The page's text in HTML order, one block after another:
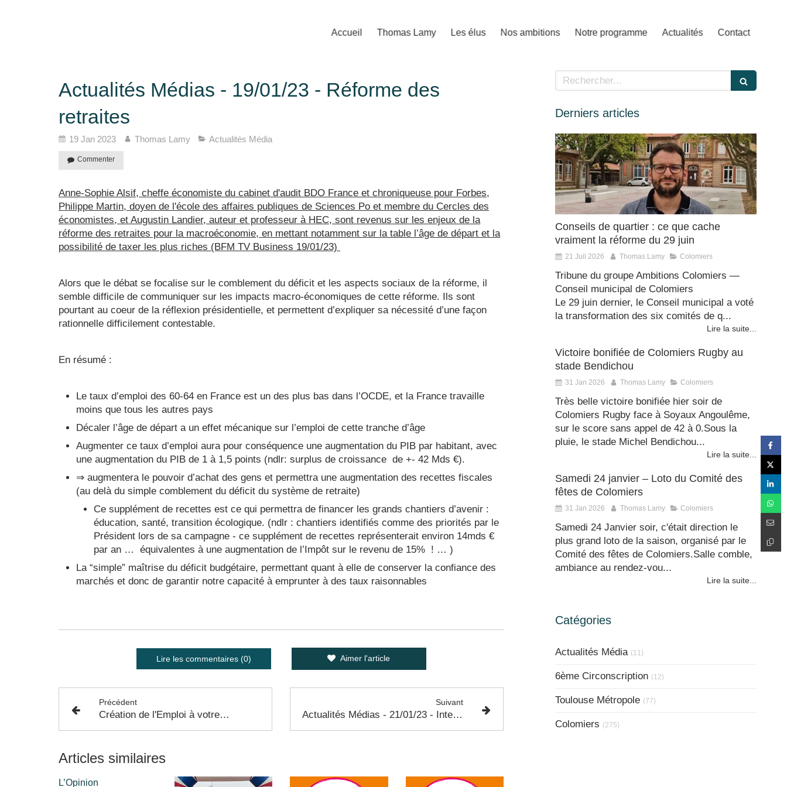
Accueil Thomas Lamy Les élus Nos ambitions Notre programme Actualités Contact
Actualités Médias - 19/01/23 - Réforme des
retraites
19 Jan 2023 Thomas Lamy Actualités Média
Commenter
Anne-Sophie Alsif, cheffe économiste du cabinet d'audit BDO France et chroniqueuse pour Forbes,
Philippe Martin, doyen de l'école des affaires publiques de Sciences Po et membre du Cercles des
économistes, et Augustin Landier, auteur et professeur à HEC, sont revenus sur les enjeux de la
réforme des retraites pour la macroéconomie, en mettant notamment sur la table l’âge de départ et la
possibilité de taxer les plus riches (BFM TV Business 19/01/23)
Alors que le débat se focalise sur le comblement du déficit et les aspects sociaux de la réforme, il
semble difficile de communiquer sur les impacts macro-économiques de cette réforme. Ils sont
pourtant au coeur de la réflexion présidentielle, et permettent d’expliquer sa nécessité d’une façon
rationnelle difficilement contestable.
En résumé :
Le taux d’emploi des 60-64 en France est un des plus bas dans l’OCDE, et la France travaille
moins que tous les autres pays
Décaler l’âge de départ a un effet mécanique sur l’emploi de cette tranche d’âge
Augmenter ce taux d’emploi aura pour conséquence une augmentation du PIB par habitant, avec
une augmentation du PIB de 1 à 1,5 points (ndlr: surplus de croissance de +- 42 Mds €).
⇒ augmentera le pouvoir d’achat des gens et permettra une augmentation des recettes fiscales
(au delà du simple comblement du déficit du système de retraite)
Ce supplément de recettes est ce qui permettra de financer les grands chantiers d’avenir :
éducation, santé, transition écologique. (ndlr : chantiers identifiés comme des priorités par le
Président lors de sa campagne - ce supplément de recettes représenterait environ 14mds €
par an … équivalentes à une augmentation de l’Impôt sur le revenu de 15% ! … )
La “simple” maîtrise du déficit budgétaire, permettant quant à elle de conserver la confiance des
marchés et donc de garantir notre capacité à emprunter à des taux raisonnables
Lire les commentaires (0) Aimer l'article
Précédent
Création de l'Emploi à votre Porte sur Colomiers
Suivant
Actualités Médias - 21/01/23 - Interviews de Gabriel Attal et Stanislas Guérini : Réforme des retraites
Articles similaires
L’Opinion
Rechercher
Derniers articles
Conseils de quartier : ce que cache
vraiment la réforme du 29 juin
21 Juil 2026 Thomas Lamy Colomiers
Tribune du groupe Ambitions Colomiers —
Conseil municipal de Colomiers
Le 29 juin dernier, le Conseil municipal a voté
la transformation des six comités de q...
Lire la suite...
Victoire bonifiée de Colomiers Rugby au
stade Bendichou
31 Jan 2026 Thomas Lamy Colomiers
Très belle victoire bonifiée hier soir de
Colomiers Rugby face à Soyaux Angoulême,
sur le score sans appel de 42 à 0.Sous la
pluie, le stade Michel Bendichou...
Lire la suite...
Samedi 24 janvier – Loto du Comité des
fêtes de Colomiers
31 Jan 2026 Thomas Lamy Colomiers
Samedi 24 Janvier soir, c'était direction le
plus grand loto de la saison, organisé par le
Comité des fêtes de Colomiers.Salle comble,
ambiance au rendez-vou...
Lire la suite...
Catégories
Actualités Média (11)
6ème Circonscription (12)
Toulouse Métropole (77)
Colomiers (275)